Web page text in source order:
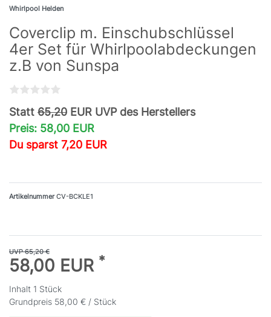
Whirlpool Helden
Coverclip m. Einschubschlüssel
4er Set für Whirlpoolabdeckungen
z.B von Sunspa
Statt 65,20 EUR UVP des Herstellers
Preis: 58,00 EUR
Du sparst 7,20 EUR
ArtikelnummerCV-BCKLE1
UVP 65,20 €
58,00 EUR *
Inhalt 1 Stück
Grundpreis 58,00 € / Stück